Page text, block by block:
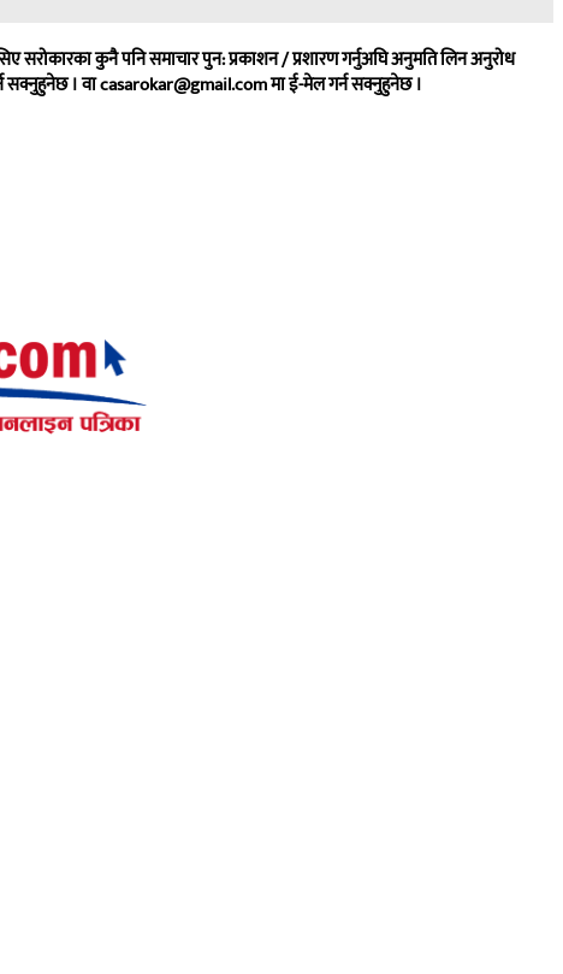
सिए सरोकारका कुनै पनि समाचार पुन: प्रकाशन / प्रशारण गर्नुअघि अनुमति लिन अनुरोध
सक्नुहुनेछ । वाcasarokar@gmail.comमा ई-मेल गर्न सक्नुहुनेछ ।